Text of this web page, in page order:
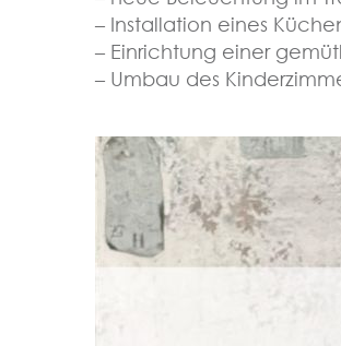
– Installation eines
– Einrichtung einer
– Umbau des